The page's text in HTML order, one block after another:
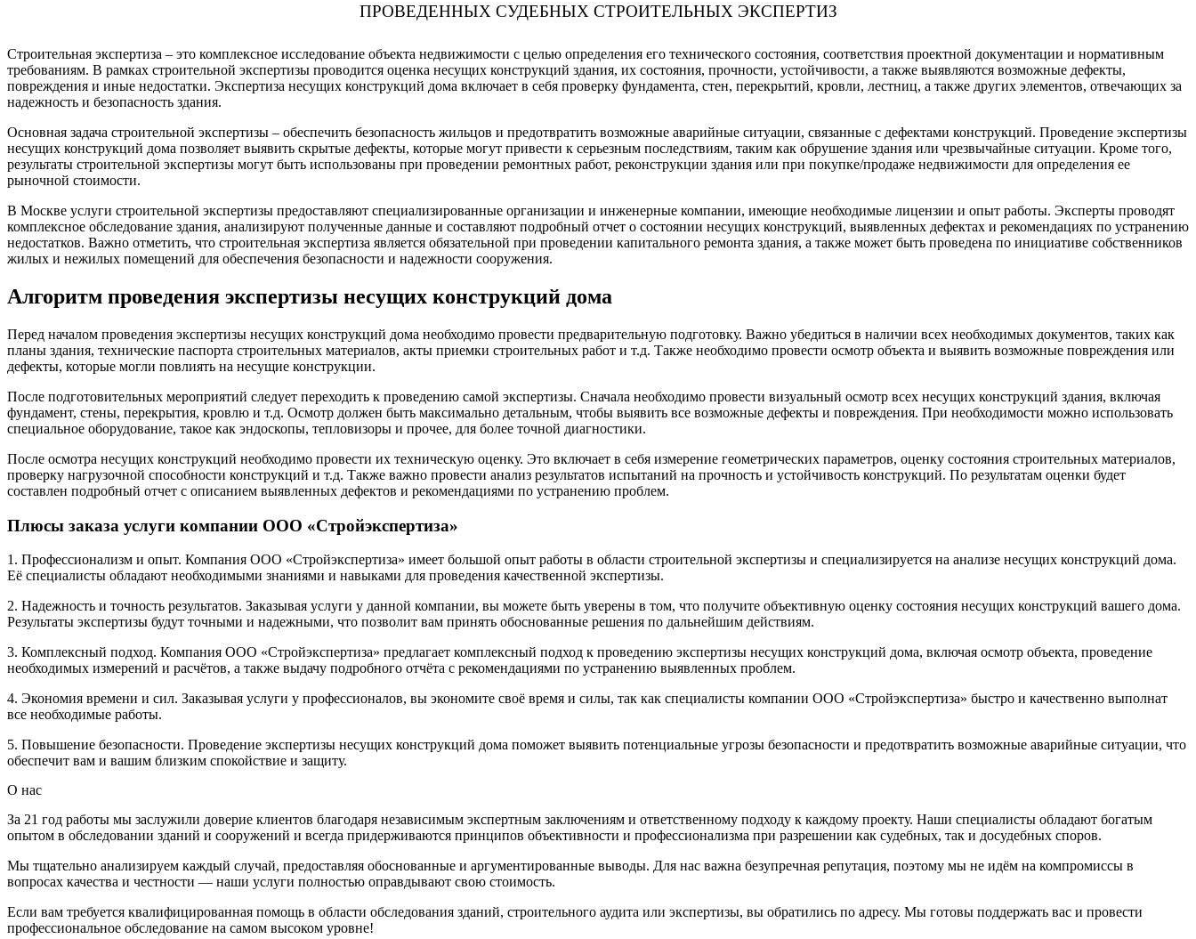
ПРОВЕДЕННЫХ СУДЕБНЫХ СТРОИТЕЛЬНЫХ ЭКСПЕРТИЗ
Строительная экспертиза – это комплексное исследование объекта недвижимости с целью определения его технического состояния, соответствия проектной документации и нормативным
требованиям. В рамках строительной экспертизы проводится оценка несущих конструкций здания, их состояния, прочности, устойчивости, а также выявляются возможные дефекты,
повреждения и иные недостатки. Экспертиза несущих конструкций дома включает в себя проверку фундамента, стен, перекрытий, кровли, лестниц, а также других элементов, отвечающих за
надежность и безопасность здания.
Основная задача строительной экспертизы – обеспечить безопасность жильцов и предотвратить возможные аварийные ситуации, связанные с дефектами конструкций. Проведение экспертизы
несущих конструкций дома позволяет выявить скрытые дефекты, которые могут привести к серьезным последствиям, таким как обрушение здания или чрезвычайные ситуации. Кроме того,
результаты строительной экспертизы могут быть использованы при проведении ремонтных работ, реконструкции здания или при покупке/продаже недвижимости для определения ее
рыночной стоимости.
В Москве услуги строительной экспертизы предоставляют специализированные организации и инженерные компании, имеющие необходимые лицензии и опыт работы. Эксперты проводят
комплексное обследование здания, анализируют полученные данные и составляют подробный отчет о состоянии несущих конструкций, выявленных дефектах и рекомендациях по устранению
недостатков. Важно отметить, что строительная экспертиза является обязательной при проведении капитального ремонта здания, а также может быть проведена по инициативе собственников
жилых и нежилых помещений для обеспечения безопасности и надежности сооружения.
Алгоритм проведения экспертизы несущих конструкций дома
Перед началом проведения экспертизы несущих конструкций дома необходимо провести предварительную подготовку. Важно убедиться в наличии всех необходимых документов, таких как
планы здания, технические паспорта строительных материалов, акты приемки строительных работ и т.д. Также необходимо провести осмотр объекта и выявить возможные повреждения или
дефекты, которые могли повлиять на несущие конструкции.
После подготовительных мероприятий следует переходить к проведению самой экспертизы. Сначала необходимо провести визуальный осмотр всех несущих конструкций здания, включая
фундамент, стены, перекрытия, кровлю и т.д. Осмотр должен быть максимально детальным, чтобы выявить все возможные дефекты и повреждения. При необходимости можно использовать
специальное оборудование, такое как эндоскопы, тепловизоры и прочее, для более точной диагностики.
После осмотра несущих конструкций необходимо провести их техническую оценку. Это включает в себя измерение геометрических параметров, оценку состояния строительных материалов,
проверку нагрузочной способности конструкций и т.д. Также важно провести анализ результатов испытаний на прочность и устойчивость конструкций. По результатам оценки будет
составлен подробный отчет с описанием выявленных дефектов и рекомендациями по устранению проблем.
Плюсы заказа услуги компании ООО «Стройэкспертиза»
1. Профессионализм и опыт. Компания ООО «Стройэкспертиза» имеет большой опыт работы в области строительной экспертизы и специализируется на анализе несущих конструкций дома.
Её специалисты обладают необходимыми знаниями и навыками для проведения качественной экспертизы.
2. Надежность и точность результатов. Заказывая услуги у данной компании, вы можете быть уверены в том, что получите объективную оценку состояния несущих конструкций вашего дома.
Результаты экспертизы будут точными и надежными, что позволит вам принять обоснованные решения по дальнейшим действиям.
3. Комплексный подход. Компания ООО «Стройэкспертиза» предлагает комплексный подход к проведению экспертизы несущих конструкций дома, включая осмотр объекта, проведение
необходимых измерений и расчётов, а также выдачу подробного отчёта с рекомендациями по устранению выявленных проблем.
4. Экономия времени и сил. Заказывая услуги у профессионалов, вы экономите своё время и силы, так как специалисты компании ООО «Стройэкспертиза» быстро и качественно выполнат
все необходимые работы.
5. Повышение безопасности. Проведение экспертизы несущих конструкций дома поможет выявить потенциальные угрозы безопасности и предотвратить возможные аварийные ситуации, что
обеспечит вам и вашим близким спокойствие и защиту.
О нас
За 21 год работы мы заслужили доверие клиентов благодаря независимым экспертным заключениям и ответственному подходу к каждому проекту. Наши специалисты обладают богатым
опытом в обследовании зданий и сооружений и всегда придерживаются принципов объективности и профессионализма при разрешении как судебных, так и досудебных споров.
Мы тщательно анализируем каждый случай, предоставляя обоснованные и аргументированные выводы. Для нас важна безупречная репутация, поэтому мы не идём на компромиссы в
вопросах качества и честности — наши услуги полностью оправдывают свою стоимость.
Если вам требуется квалифицированная помощь в области обследования зданий, строительного аудита или экспертизы, вы обратились по адресу. Мы готовы поддержать вас и провести
профессиональное обследование на самом высоком уровне!